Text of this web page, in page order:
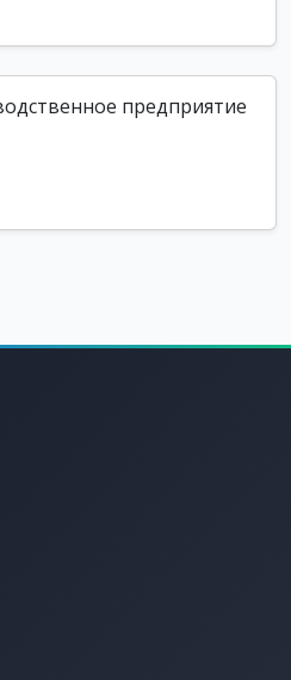
предприятие